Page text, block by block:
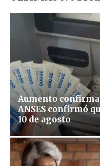
Aumento
ANSES confirmó
10 de agosto